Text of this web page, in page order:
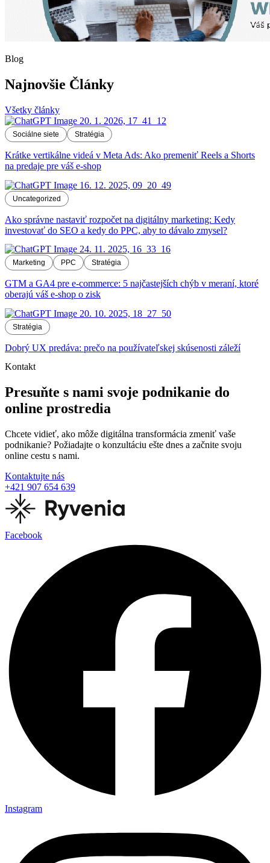
Blog
Najnovšie Články
Všetky články
Sociálne siete Stratégia
Krátke vertikálne videá v Meta Ads: Ako premeniť Reels a Shorts
na predaje pre váš e-shop
Uncategorized
Ako správne nastaviť rozpočet na digitálny marketing: Kedy
investovať do SEO a kedy do PPC, aby to dávalo zmysel?
Marketing PPC Stratégia
GTM a GA4 pre e-commerce: 5 najčastejších chýb v meraní, ktoré
oberajú váš e-shop o zisk
Stratégia
Dobrý UX predáva: prečo na používateľskej skúsenosti záleží
Kontakt
Presuňte s nami svoje podnikanie do
online prostredia
Chcete vidieť, ako môže digitálna transformácia zmeniť vaše
podnikanie? Požiadajte o konzultáciu ešte dnes a začnite svoju
online cestu s nami.
Kontaktujte nás
+421 907 654 639
Facebook
Instagram